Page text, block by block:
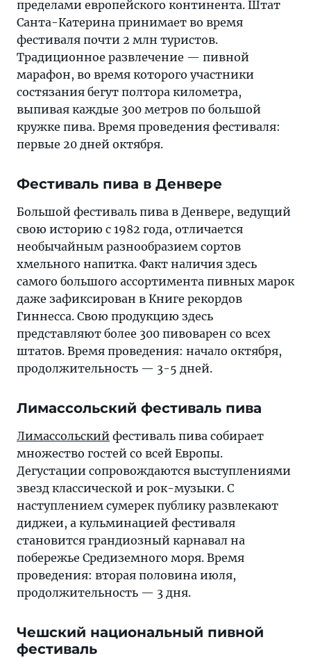
пределами европейского континента. Штат
Санта-Катерина принимает во время
фестиваля почти 2 млн туристов.
Традиционное развлечение — пивной
марафон, во время которого участники
состязания бегут полтора километра,
выпивая каждые 300 метров по большой
кружке пива. Время проведения фестиваля:
первые 20 дней октября.
Фестиваль пива в Денвере
Большой фестиваль пива в Денвере, ведущий
свою историю с 1982 года, отличается
необычайным разнообразием сортов
хмельного напитка. Факт наличия здесь
самого большого ассортимента пивных марок
даже зафиксирован в Книге рекордов
Гиннесса. Свою продукцию здесь
представляют более 300 пивоварен со всех
штатов. Время проведения: начало октября,
продолжительность — 3-5 дней.
Лимассольский фестиваль пива
Лимассольский фестиваль пива собирает
множество гостей со всей Европы.
Дегустации сопровождаются выступлениями
звезд классической и рок-музыки. С
наступлением сумерек публику развлекают
диджеи, а кульминацией фестиваля
становится грандиозный карнавал на
побережье Средиземного моря. Время
проведения: вторая половина июля,
продолжительность — 3 дня.
Чешский национальный пивной
фестиваль